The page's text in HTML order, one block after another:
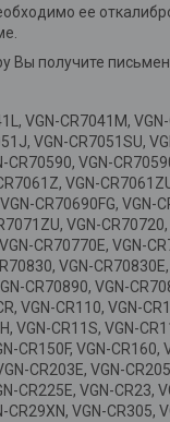
ее
Вы получите
VGN-CR7041M,
VGN-CR7051SU,
VGN-
VGN-
CR70690FG,
VGN-
CR70770E, VGN-
VGN-
CR70890, VGN-
VGN-CR110, VGN-
VGN-CR11S, VGN-
CR150F, VGN-
CR203E, VGN-
CR225E, VGN-
VGN-